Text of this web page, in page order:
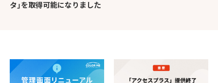
タ」を取得可能になりました